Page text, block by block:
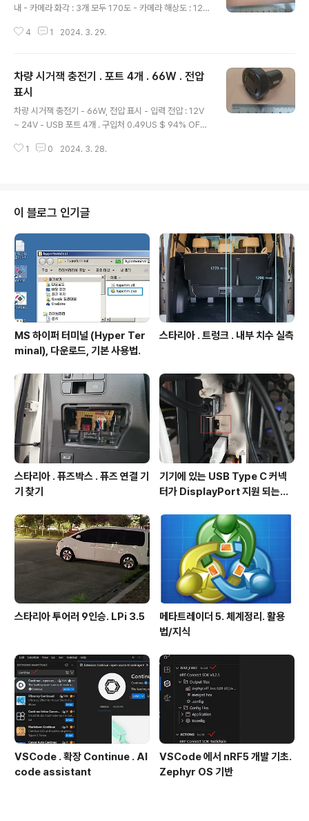
내 - 카메라 화각 : 3개 모두 170도 - 카메라 해상도 : 128
- 디스플레이 : IPS 2인치. - 메모리 : 최대 32G byte. C
5% OFF|IR 야간 투시경 루프 녹화 대시 캠, 2 인치 IPS
스크린, 1080P 3 카메라 포함| | - AliExpreSmarter S
hopping, Better Living! Aliexpress.comko.aliexp
ress.com WiFi 지원되는 제품. 17...
4 1 2024. 3. 29.
차량 시거잭 충전기 . 포트 4개 . 66W . 전압
표시
차량 시거잭 충전기 - 66W, 전압 표시 - 입력 전압 : 12V
~ 24V - USB 포트 4개 . 구입처 0.49US $ 94% OFF|
er - Fast Charging For Iphone, Samsung, Xiaomi
잭 매립으로 추가하고, 여기에 본 시거잭 충전기 장착. DIY
. 스타리아 . 휴즈 박스 시거 소켓 매립 . 개요 차량 휴즈 박
스 내에 시거 소켓 매립하여 매립방식의 기기 전원 공급 하
려고 함. 차종 :..
1 0 2024. 3. 28.
이 블로그 인기글
MS 하이퍼 터미널 (Hyper Ter
minal), 다운로드, 기본 사용법.
스타리아 . 트렁크 . 내부 치수 실측
스타리아 . 퓨즈박스 . 퓨즈 연결 기
기 찾기
기기에 있는 USB Type C 커넥
터가 DisplayPort 지원 되는지
스타리아 투어러 9인승. LPi 3.5
메타트레이더 5. 체계정리. 활용
법/지식
VSCode . 확장 Continue . AI
code assistant
VSCode 에서 nRF5 개발 기초.
Zephyr OS 기반